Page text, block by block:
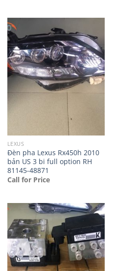
LEXUS
Đèn pha Lexus Rx450h 2010
bản US 3 bi full option RH
81145-48871
Call for Price